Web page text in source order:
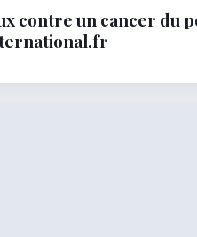
contre un cancer du